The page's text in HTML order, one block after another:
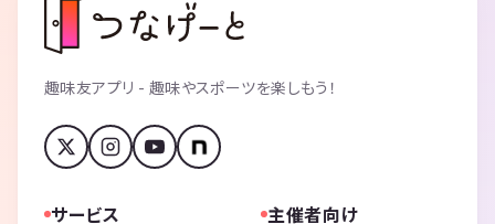
趣味友アプリ - 趣味やスポーツを楽しもう！
サービス 主催者向け